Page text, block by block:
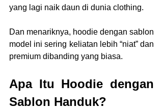
yang lagi naik daun di dunia clothing.
Dan menariknya, hoodie dengan sablon
model ini sering keliatan lebih “niat” dan
premium dibanding yang biasa.
Apa Itu Hoodie dengan
Sablon Handuk?